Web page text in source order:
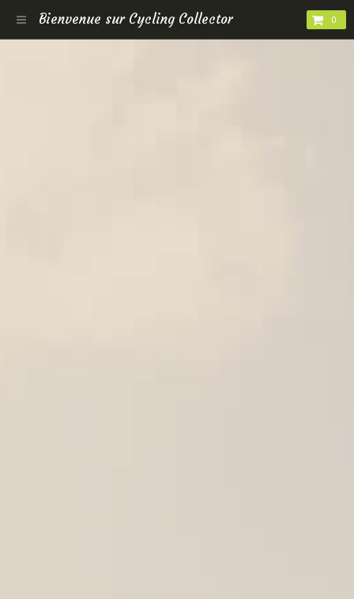
Bienvenue sur Cycling Collector 0